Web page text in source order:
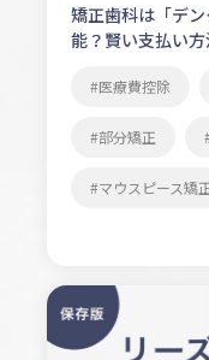
矯正歯科は「デ
能？賢い支払い
医療費控除
部分矯正
マウスピース矯